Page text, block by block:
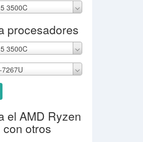
3500C
procesadores
3500C
el AMD Ryzen
otros